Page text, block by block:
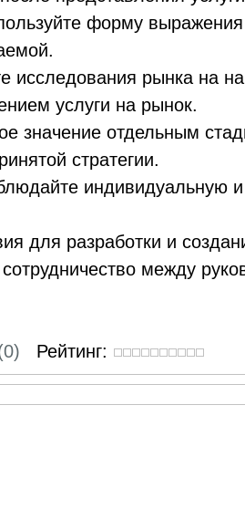
форму выражения
исследования рынка на
услуги на рынок.
значение отдельным
стратегии.
индивидуальную
для разработки и
между
Рейтинг: